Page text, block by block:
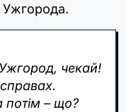
Ужгорода.
чекай!
потім – що?